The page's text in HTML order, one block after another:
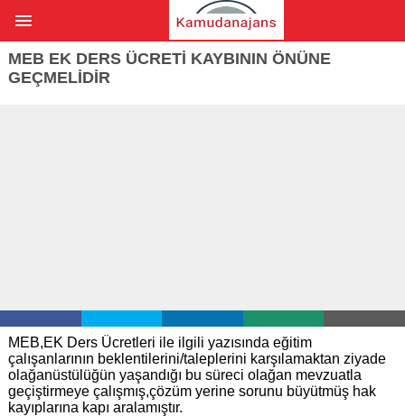
MEB EK DERS ÜCRETI KAYBININ ÖNÜNE
GEÇMELIDIR
MEB,EK Ders Ücretleri ile ilgili yazısında eğitim
çalışanlarının beklentilerini/taleplerini karşılamaktan ziyade
olağanüstülüğün yaşandığı bu süreci olağan mevzuatla
geçiştirmeye çalışmış,çözüm yerine sorunu büyütmüş hak
kayıplarına kapı aralamıştır.